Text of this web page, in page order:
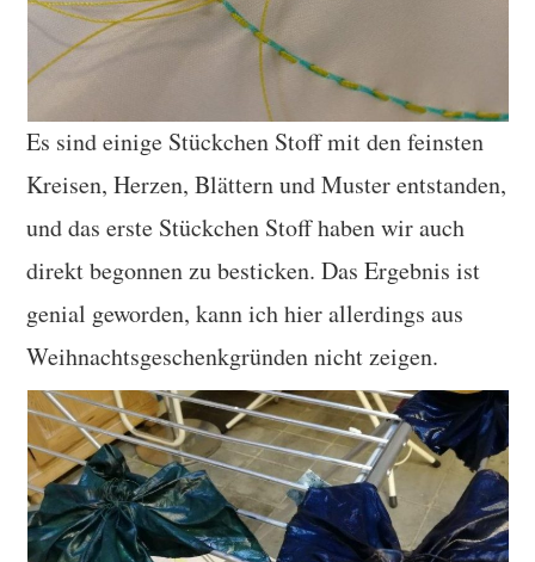
Es sind einige Stückchen Stoff mit den feinsten
Kreisen, Herzen, Blättern und Muster entstanden,
und das erste Stückchen Stoff haben wir auch
direkt begonnen zu besticken. Das Ergebnis ist
genial geworden, kann ich hier allerdings aus
Weihnachtsgeschenkgründen nicht zeigen.